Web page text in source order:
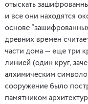
отыскать
и все они находятся
основе
древних времен
части дома — еще три
линией (один круг,
алхимическим
сооружение было
памятником